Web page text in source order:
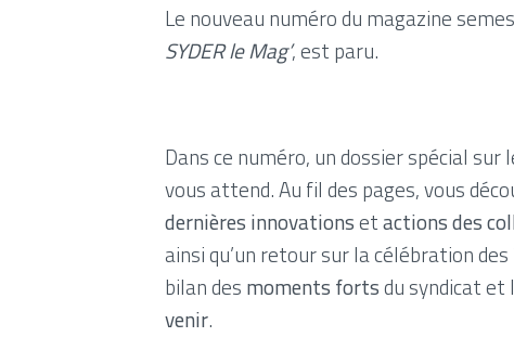
Le nouveau numéro du magazine
SYDER le Mag’, est paru.
Dans ce numéro, un dossier spécial sur
vous attend. Au fil des pages, vous
dernières innovationsetactions des
ainsi qu’un retour sur la célébration des
bilan des moments fortsdu syndicat et
venir.